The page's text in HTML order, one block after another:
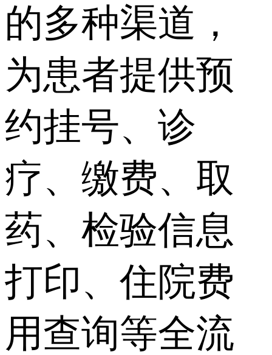
的多种渠道，
为患者提供预
约挂号、诊
疗、缴费、取
药、检验信息
打印、住院费
用查询等全流